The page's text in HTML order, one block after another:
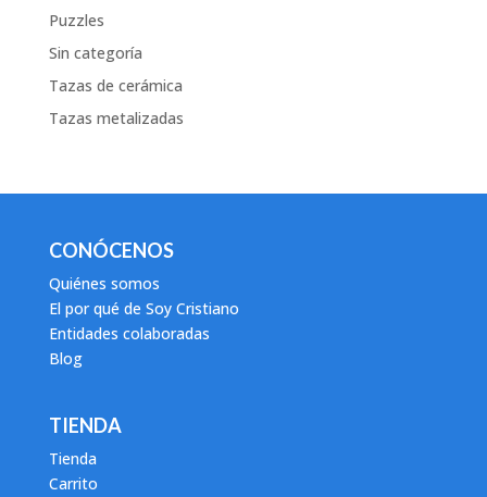
Puzzles
Sin categoría
Tazas de cerámica
Tazas metalizadas
CONÓCENOS
Quiénes somos
El por qué de Soy Cristiano
Entidades colaboradas
Blog
TIENDA
Tienda
Carrito